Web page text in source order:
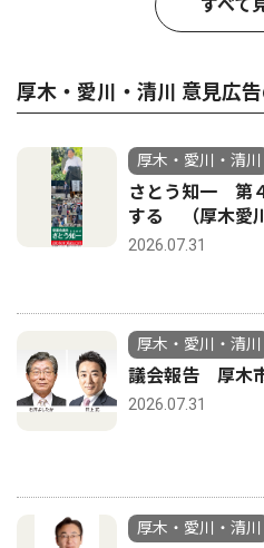
すべて
厚木・愛川・清川 意見広
厚木・愛川・清川
さとう知一 第
する （厚木愛
2026.07.31
厚木・愛川・清川
議会報告 厚木
2026.07.31
厚木・愛川・清川